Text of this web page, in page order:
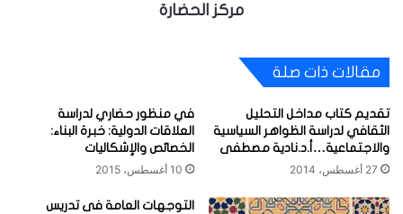
مركز الحضارة
مقالات ذات صلة
تقديم كتاب مداخل التحليل
الثقافي لدراسة الظواهر السياسية
والاجتماعية…أ.د.نادية مصطفى
27 أغسطس، 2014
في منظور حضاري لدراسة
العلاقات الدولية: خبرة البناء:
الخصائص والإشكاليات
10 أغسطس، 2015
التوجهات العامة فى تدريس